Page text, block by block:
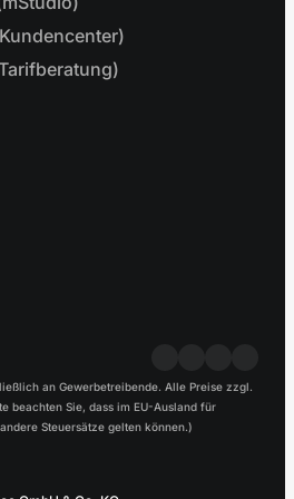
an Gewerbetreibende. Alle Preise zzgl.
beachten Sie, dass im EU-Ausland für
Steuersätze gelten können.)